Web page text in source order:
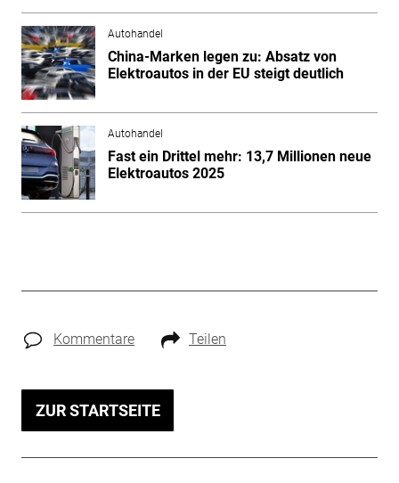
Autohandel
China-Marken legen zu: Absatz von
Elektroautos in der EU steigt deutlich
Autohandel
Fast ein Drittel mehr: 13,7 Millionen neue
Elektroautos 2025
Kommentare Teilen
ZUR STARTSEITE